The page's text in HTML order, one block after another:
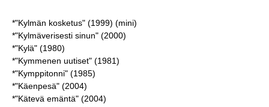
*"Kylmän kosketus" (1999) (mini)
*"Kylmäverisesti sinun" (2000)
*"Kylä" (1980)
*"Kymmenen uutiset" (1981)
*"Kymppitonni" (1985)
*"Käenpesä" (2004)
*"Kätevä emäntä" (2004)